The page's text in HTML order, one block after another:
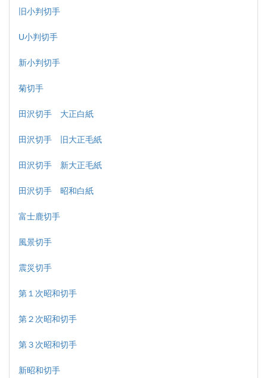
旧小判切手
U小判切手
新小判切手
菊切手
田沢切手 大正白紙
田沢切手 旧大正毛紙
田沢切手 新大正毛紙
田沢切手 昭和白紙
富士鹿切手
風景切手
震災切手
第１次昭和切手
第２次昭和切手
第３次昭和切手
新昭和切手